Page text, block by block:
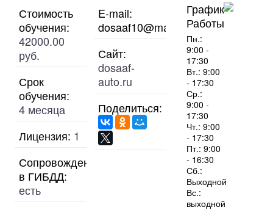
Стоимость
обучения:
42000.00
руб.
Срок
обучения:
4 месяца
Лицензия: 1
Сопровождение
в ГИБДД:
есть
E-mail:
dosaaf10@mail.ru
Сайт:
dosaaf-
auto.ru
Поделиться:
График
Работы
Пн.:
9:00 -
17:30
Вт.: 9:00
- 17:30
Ср.:
9:00 -
17:30
Чт.: 9:00
- 17:30
Пт.: 9:00
- 16:30
Сб.:
Выходной
Вс.:
выходной